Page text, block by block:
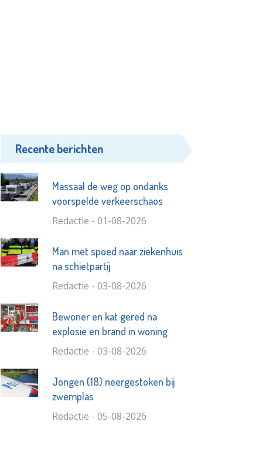
Recente berichten
Massaal de weg op ondanks
voorspelde verkeerschaos
Redactie - 01-08-2026
Man met spoed naar ziekenhuis
na schietpartij
Redactie - 03-08-2026
Bewoner en kat gered na
explosie en brand in woning
Redactie - 03-08-2026
Jongen (18) neergestoken bij
zwemplas
Redactie - 05-08-2026